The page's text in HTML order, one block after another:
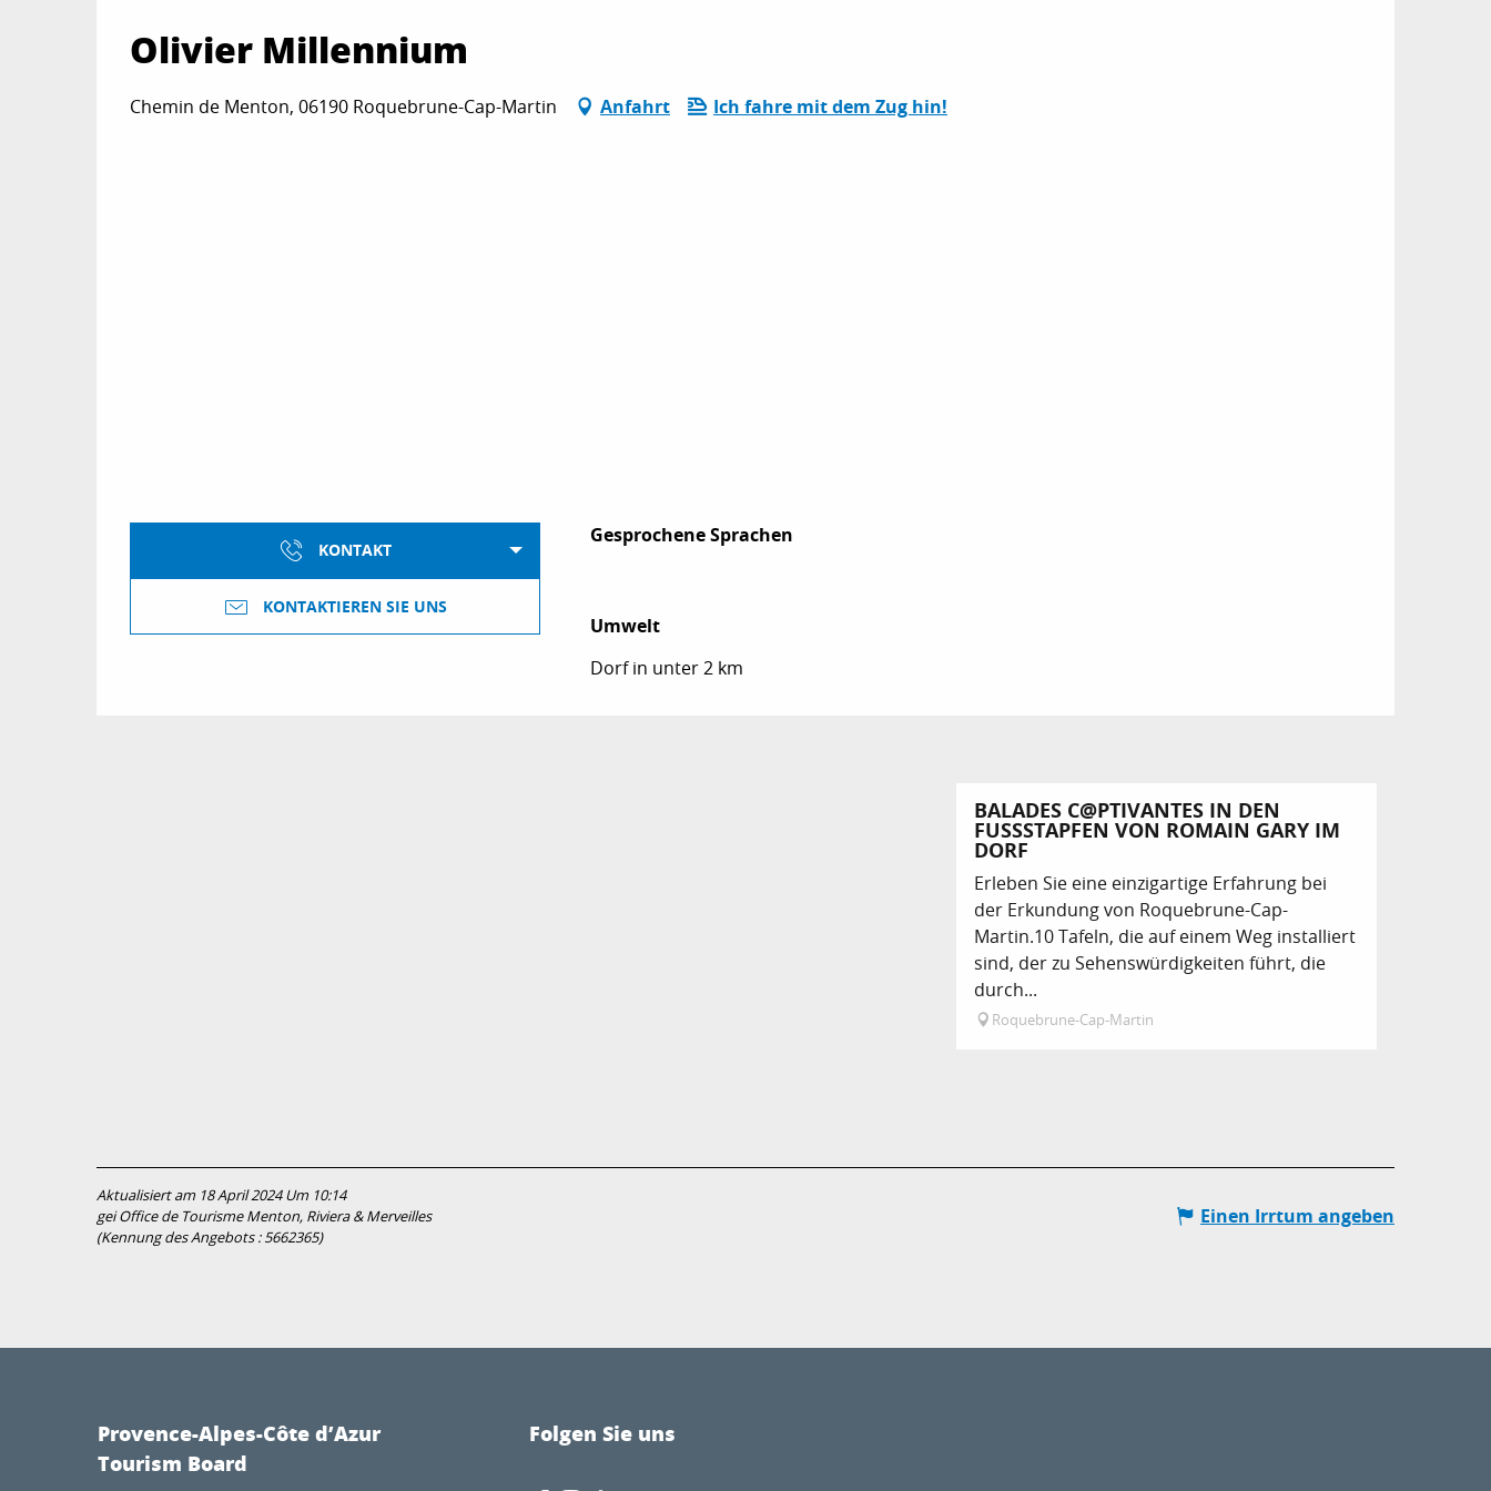
Olivier Millennium
Chemin de Menton, 06190 Roquebrune-Cap-Martin Anfahrt Ich fahre mit dem Zug hin!
KONTAKT
KONTAKTIEREN SIE UNS
Gesprochene Sprachen
Gesprochene Sprachen
Umwelt
Umwelt
Dorf in unter 2 km
BALADES C@PTIVANTES IN DEN
FUSSSTAPFEN VON ROMAIN GARY IM D
ORF
Erleben Sie eine einzigartige Erfahrung bei
der Erkundung von Roquebrune-Cap-
Martin.10 Tafeln, die auf einem Weg installiert
sind, der zu Sehenswürdigkeiten führt, die
durch...
Roquebrune-Cap-Martin
Aktualisiert am 18 April 2024 Um 10:14
gei Office de Tourisme Menton, Riviera & Merveilles
(Kennung des Angebots :5662365)
Einen Irrtum angeben
Provence-Alpes-Côte d’Azur
Tourism Board
Folgen Sie uns